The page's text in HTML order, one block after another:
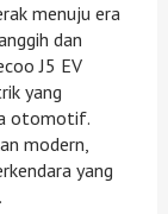
menuju era
dan
J5 EV
yang
otomotif.
modern,
yang